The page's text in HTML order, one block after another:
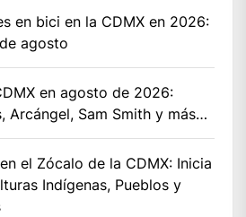
en bici en la CDMX en 2026:
agosto
en agosto de 2026:
Arcángel, Sam Smith y más…
el Zócalo de la CDMX: Inicia
Indígenas, Pueblos y